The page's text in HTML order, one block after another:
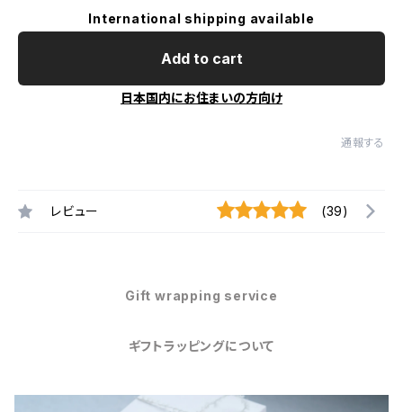
International shipping available
Add to cart
日本国内にお住まいの方向け
通報する
レビュー (39)
Gift wrapping service
ギフトラッピングについて